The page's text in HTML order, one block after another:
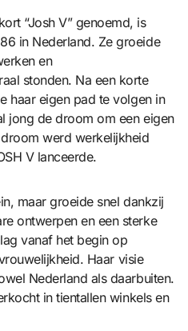
“Josh V” genoemd, is
in Nederland. Ze groeide
en
stonden. Na een korte
haar eigen pad te volgen in
jong de droom om een eigen
werd werkelijkheid
V lanceerde.
maar groeide snel dankzij
ontwerpen en een sterke
vanaf het begin op
Haar visie
Nederland als daarbuiten.
in tientallen winkels en